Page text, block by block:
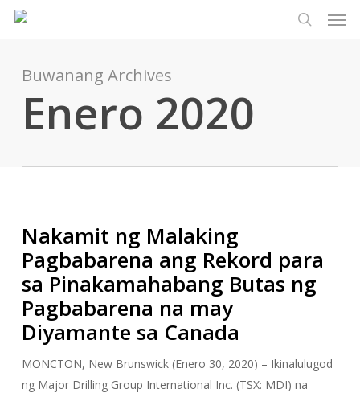
Laktawan
nilalamanBuwanang Archives
Enero 2020
Nakamit ng Malaking
Pagbabarena ang Rekord para
sa Pinakamahabang Butas ng
Pagbabarena na may
Diyamante sa Canada
MONCTON, New Brunswick (Enero 30, 2020) – Ikinalulugod
ng Major Drilling Group International Inc. (TSX: MDI) na